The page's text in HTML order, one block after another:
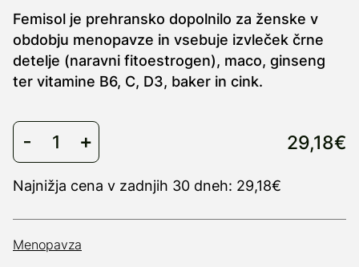
Femisol je prehransko dopolnilo za ženske v
obdobju menopavze in vsebuje izvleček črne
detelje (naravni fitoestrogen), maco, ginseng
ter vitamine B6, C, D3, baker in cink.
29,18€
Najnižja cena v zadnjih 30 dneh: 29,18€
Menopavza